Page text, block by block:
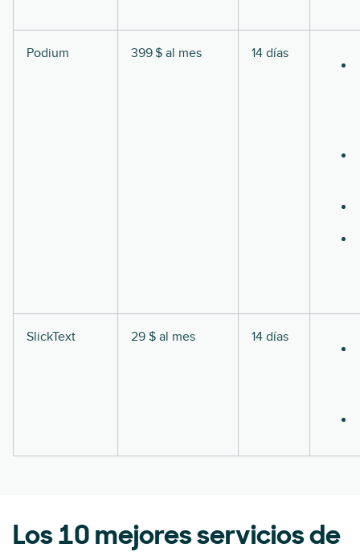
Podium 399 $ al mes 14 días
SlickText 29 $ al mes 14 días
Los 10 mejores servicios de